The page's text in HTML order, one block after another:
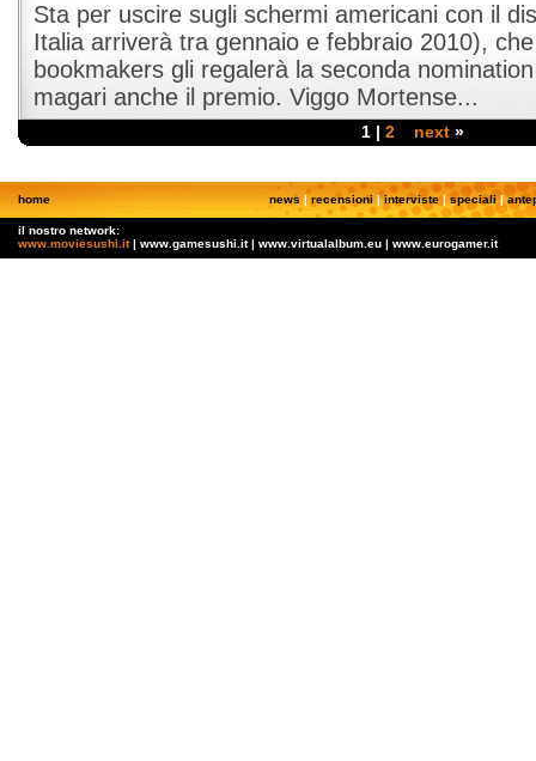
Sta per uscire sugli schermi americani con il
Italia arriverà tra gennaio e febbraio 2010),
bookmakers gli regalerà la seconda
magari anche il premio. Viggo Mortense...
1 | 2 next »
home news |recensioni |interviste|speciali|
il nostro network:
www.moviesushi.it| www.gamesushi.it | www.virtualalbum.eu | www.eurogamer.it